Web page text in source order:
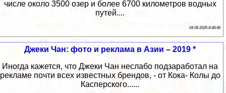
числе около 3500 озер и более 6700 километров водных
путей....
04 08 2026 8:48:46
Джеки Чан: фото и реклама в Азии – 2019 *
Иногда кажется, что Джеки Чан неслабо подзаработал на
рекламе почти всех известных брендов, - от Кока- Колы до
Касперского......